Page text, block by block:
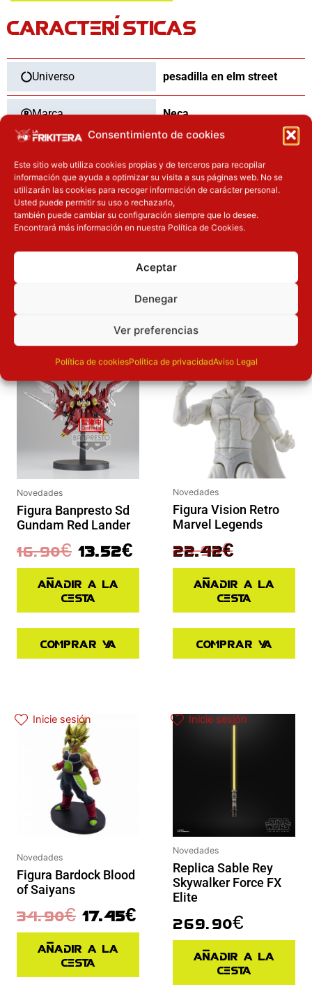
Consentimiento de cookies
Este sitio web utiliza cookies propias y de terceros para recopilar
información que ayuda a optimizar su visita a sus páginas web. No se
utilizarán las cookies para recoger información de carácter personal.
Usted puede permitir su uso o rechazarlo,
también puede cambiar su configuración siempre que lo desee.
Encontrará más información en nuestra Política de Cookies.
Aceptar
Denegar
Ver preferencias
Política de cookiesPolítica de privacidadAviso Legal
Elm
3
cantidad
CARACTERÍSTICAS
Universo pesadilla en elm street
Marca Neca
Tipo Nuevo
Dimensiones 20cm
OTROS PRODUCTOS QUE TE
PUEDEN INTERESAR
Inicie sesión
Novedades
Figura Banpresto Sd
Gundam Red Lander
16.90€
El precio original era: 16.90€.
13.52€
El precio actual es: 13.52€.
Añadir a la
cesta
Comprar ya
Inicie sesión
Novedades
Figura Vision Retro
Marvel Legends
29.90€
El precio original era: 29.90€.
22.42€
El precio actual es: 22.42€.
Añadir a la
cesta
Comprar ya
Inicie sesión
Novedades
Figura Bardock Blood
of Saiyans
34.90€ 17.45€
Añadir a la
cesta
Inicie sesión
Novedades
Replica Sable Rey
Skywalker Force FX
Elite
269.90€
Añadir a la
cesta